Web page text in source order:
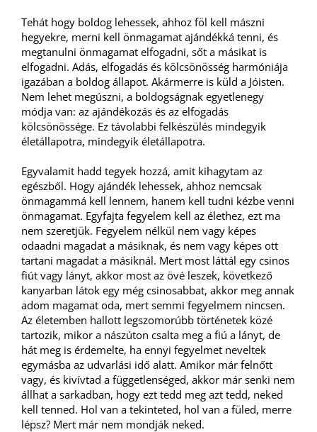
Tehát hogy boldog lehessek, ahhoz föl kell mászni
hegyekre, merni kell önmagamat ajándékká tenni, és
megtanulni önmagamat elfogadni, sőt a másikat is
elfogadni. Adás, elfogadás és kölcsönösség harmóniája
igazában a boldog állapot. Akármerre is küld a Jóisten.
Nem lehet megúszni, a boldogságnak egyetlenegy
módja van: az ajándékozás és az elfogadás
kölcsönössége. Ez távolabbi felkészülés mindegyik
életállapotra, mindegyik életállapotra.
Egyvalamit hadd tegyek hozzá, amit kihagytam az
egészből. Hogy ajándék lehessek, ahhoz nemcsak
önmagammá kell lennem, hanem kell tudni kézbe venni
önmagamat. Egyfajta fegyelem kell az élethez, ezt ma
nem szeretjük. Fegyelem nélkül nem vagy képes
odaadni magadat a másiknak, és nem vagy képes ott
tartani magadat a másiknál. Mert most láttál egy csinos
fiút vagy lányt, akkor most az övé leszek, következő
kanyarban látok egy még csinosabbat, akkor meg annak
adom magamat oda, mert semmi fegyelmem nincsen.
Az életemben hallott legszomorúbb történetek közé
tartozik, mikor a nászúton csalta meg a fiú a lányt, de
hát meg is érdemelte, ha ennyi fegyelmet neveltek
egymásba az udvarlási idő alatt. Amikor már felnőtt
vagy, és kivívtad a függetlenséged, akkor már senki nem
állhat a sarkadban, hogy ezt tedd meg azt tedd, neked
kell tenned. Hol van a tekinteted, hol van a füled, merre
lépsz? Mert már nem mondják neked.